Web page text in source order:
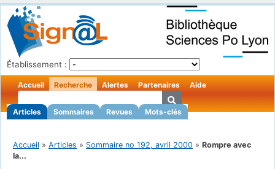
Établissement :
Accueil Recherche
Articles Sommaires Revues Mots-clés
Alertes Partenaires Aide
Accueil » Articles » Sommaire no 192, avril 2000 » Rompre avec
la...